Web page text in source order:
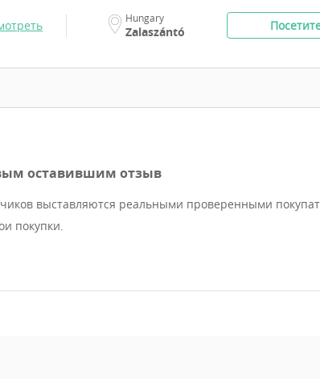
Hungary
Zalaszántó
оставившим отзыв
выставляются реальными проверенными
покупки.